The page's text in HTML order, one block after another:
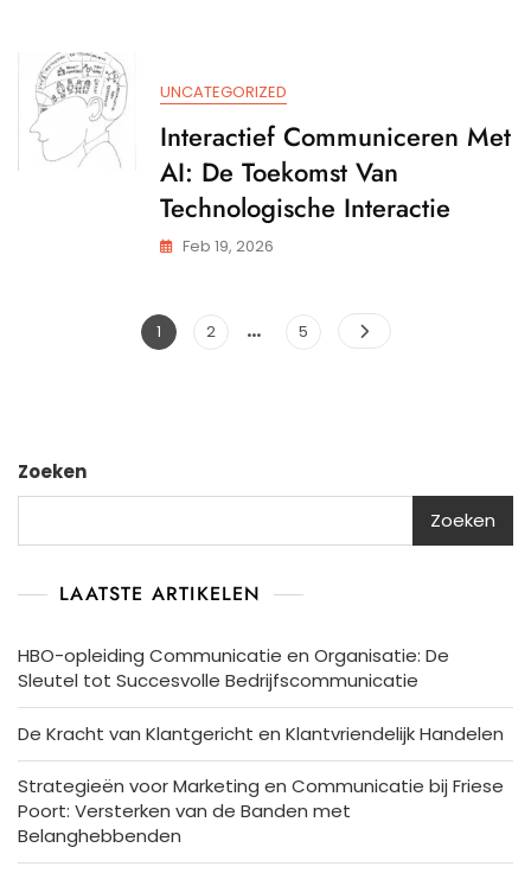
UNCATEGORIZED
Interactief Communiceren Met
AI: De Toekomst Van
Technologische Interactie
Feb 19, 2026
Posts
Pagina
1 Pagina
2 … Pagina
5
Zoeken
Zoeken
LAATSTE ARTIKELEN
HBO-opleiding Communicatie en Organisatie: De
Sleutel tot Succesvolle Bedrijfscommunicatie
De Kracht van Klantgericht en Klantvriendelijk Handelen
Strategieën voor Marketing en Communicatie bij Friese
Poort: Versterken van de Banden met
Belanghebbenden